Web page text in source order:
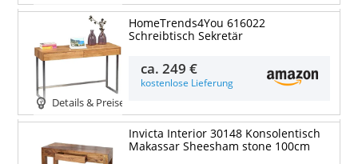
Details & Preise
HomeTrends4You 616022
Schreibtisch Sekretär
ca.249 €
kostenlose Lieferung
Invicta Interior 30148 Konsolentisch
Makassar Sheesham stone 100cm